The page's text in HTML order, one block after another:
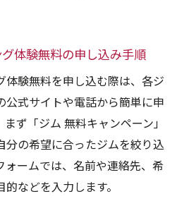
体験無料の申し込み手順
体験無料を申し込む際は、各ジ
公式サイトや電話から簡単に申
ず「ジム 無料キャンペーン」
分の希望に合ったジムを絞り込
ォームでは、名前や連絡先、希
などを入力します。